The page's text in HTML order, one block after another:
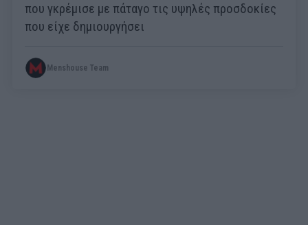
που γκρέμισε με πάταγο τις υψηλές προσδοκίες
που είχε δημιουργήσει
Menshouse Team